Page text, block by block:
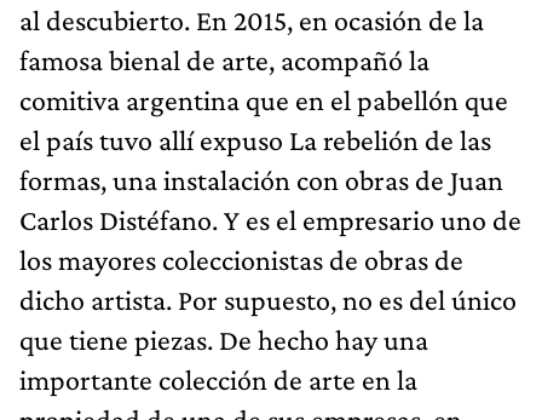
al descubierto. En 2015, en ocasión de la
famosa bienal de arte, acompañó la
comitiva argentina que en el pabellón que
el país tuvo allí expuso La rebelión de las
formas, una instalación con obras de Juan
Carlos Distéfano. Y es el empresario uno de
los mayores coleccionistas de obras de
dicho artista. Por supuesto, no es del único
que tiene piezas. De hecho hay una
importante colección de arte en la